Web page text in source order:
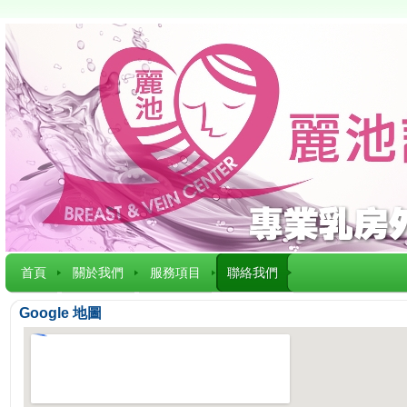
首頁 關於我們 服務項目 聯絡我們
Google 地圖